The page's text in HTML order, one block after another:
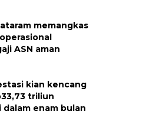
memangkas
ASN aman
kian kencang
triliun
enam bulan